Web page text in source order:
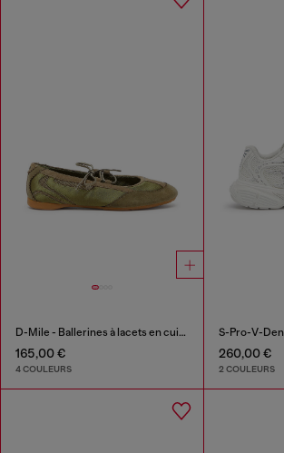
D-Mile - Ballerines à lacets en cuir et mesh
165,00 €
4 COULEURS
260,00 €
2 COULEURS